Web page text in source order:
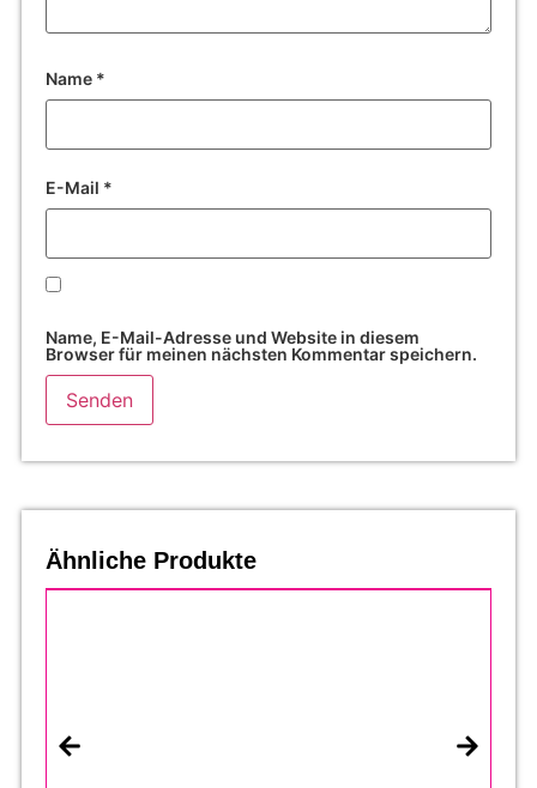
Name *
E-Mail *
Name, E-Mail-Adresse und Website in diesem
Browser für meinen nächsten Kommentar speichern.
Ähnliche Produkte